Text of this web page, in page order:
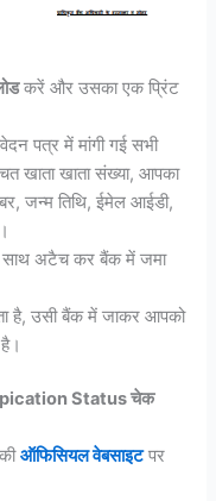
करें और उसका एक प्रिंट
पत्र में मांगी गई सभी
खाता खाता संख्या, आपका
जन्म तिथि, ईमेल आईडी,
साथ अटैच कर बैंक में जमा
है, उसी बैंक में जाकर आपको
Status चेक
कीऑफिसियल वेबसाइटपर